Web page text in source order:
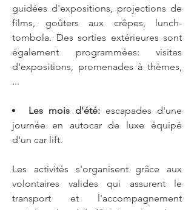
guidées d'expositions, projections de
films, goûters aux crêpes, lunch-
tombola. Des sorties extérieures sont
également programmées: visites
d'expositions, promenades à thèmes,
...
Les mois d'été: escapades d'une
journée en autocar de luxe équipé
d'un car lift.
Les activités s'organisent grâce aux
volontaires valides qui assurent le
transport et l'accompagnement